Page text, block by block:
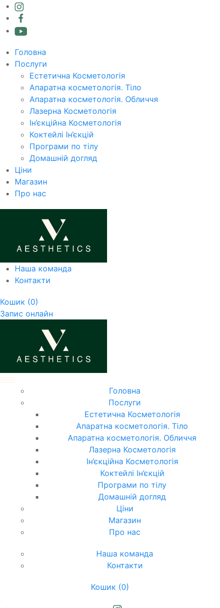
Головна
Послуги
Естетична Косметологія
Апаратна косметологія. Тіло
Апаратна косметологія. Обличчя
Лазерна Косметологія
Ін’єкційна Косметологія
Коктейлі Ін’єкцій
Програми по тілу
Домашній догляд
Ціни
Магазин
Про нас
Наша команда
Контакти
Кошик (0)
Запис онлайн
Головна
Послуги
Естетична Косметологія
Апаратна косметологія. Тіло
Апаратна косметологія. Обличчя
Лазерна Косметологія
Ін’єкційна Косметологія
Коктейлі Ін’єкцій
Програми по тілу
Домашній догляд
Ціни
Магазин
Про нас
Наша команда
Контакти
Кошик (0)